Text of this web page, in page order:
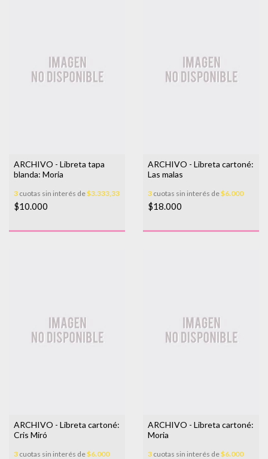
ARCHIVO - Libreta tapa
blanda: Moria
3 cuotas sin interés de$3.333,33
$10.000
ARCHIVO - Libreta cartoné:
Las malas
3 cuotas sin interés de$6.000
$18.000
ARCHIVO - Libreta cartoné:
Cris Miró
3 cuotas sin interés de$6.000
ARCHIVO - Libreta cartoné:
Moria
3 cuotas sin interés de$6.000